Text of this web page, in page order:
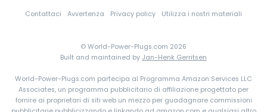
Costa Rica
Danimarca
Contattaci Avvertenza Privacy policy Utilizza i nostri materiali
© World-Power-Plugs.com 2026
Built and maintained by Jan-Henk Gerritsen
World-Power-Plugs.com partecipa al Programma Amazon Services LLC
Associates, un programma pubblicitario di affiliazione progettato per
fornire ai proprietari di siti web un mezzo per guadagnare commissioni